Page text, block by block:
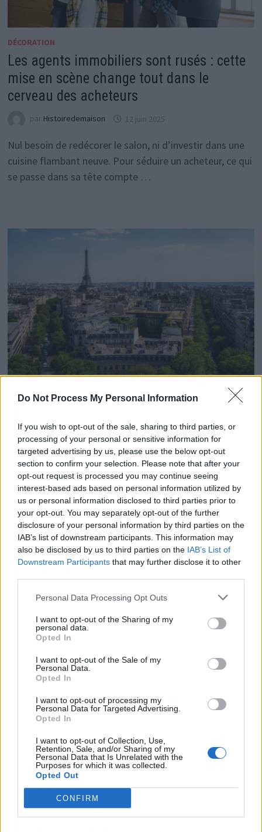
Do Not Process My Personal Information
If you wish to opt-out of the sale, sharing to third parties, or
processing of your personal or sensitive information for
targeted advertising by us, please use the below opt-out
section to confirm your selection. Please note that after your
opt-out request is processed you may continue seeing
interest-based ads based on personal information utilized by
us or personal information disclosed to third parties prior to
your opt-out. You may separately opt-out of the further
disclosure of your personal information by third parties on the
IAB’s list of downstream participants. This information may
also be disclosed by us to third parties on the IAB’s List of
Downstream Participants that may further disclose it to other
Personal Data Processing Opt Outs
I want to opt-out of the Sharing of my
personal data.
Opted In
I want to opt-out of the Sale of my
Personal Data.
Opted In
I want to opt-out of processing my
Personal Data for Targeted Advertising.
Opted In
I want to opt-out of Collection, Use,
Retention, Sale, and/or Sharing of my
Personal Data that Is Unrelated with the
Purposes for which it was collected.
Opted Out
CONFIRM
DÉCORATION
Les agents immobiliers sont rusés : cette
mise en scène change tout dans le
cerveau des acheteurs
par Histoiredemaison 12 juin 2025
Nul besoin de redécorer le salon, ni d’investir dans une
cuisine flambant neuve. Pour séduire un acheteur, ce qui
se passe dans sa tête compte …
vente à Paris » : un agent immobilier
ouvre les portes d’un bien spectaculaire
parHistoiredemaison 12 juin 2025
Un agent immobilier ouvre les portes d’un bien rare et
exceptionnel, caché dans l’un des quartiers les plus
secrets de Paris. Frédéric Van Wemmel, négociateur …
DÉCORATION
Avant-après : cette méthode fait gagner
10 ans à un vieux meuble en bois
Histoiredemaison